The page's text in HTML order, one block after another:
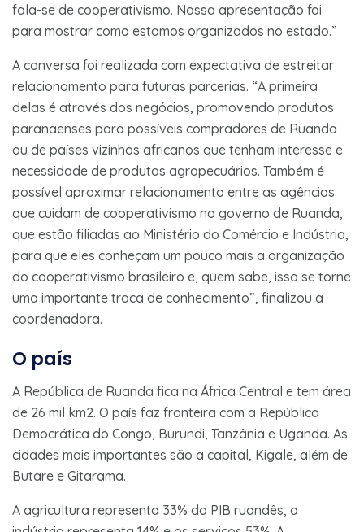
fala-se de cooperativismo. Nossa apresentação foi
para mostrar como estamos organizados no estado.”
A conversa foi realizada com expectativa de estreitar
relacionamento para futuras parcerias. “A primeira
delas é através dos negócios, promovendo produtos
paranaenses para possíveis compradores de Ruanda
ou de países vizinhos africanos que tenham interesse e
necessidade de produtos agropecuários. Também é
possível aproximar relacionamento entre as agências
que cuidam de cooperativismo no governo de Ruanda,
que estão filiadas ao Ministério do Comércio e Indústria,
para que eles conheçam um pouco mais a organização
do cooperativismo brasileiro e, quem sabe, isso se torne
uma importante troca de conhecimento”, finalizou a
coordenadora.
O país
A República de Ruanda fica na África Central e tem área
de 26 mil km2. O país faz fronteira com a República
Democrática do Congo, Burundi, Tanzânia e Uganda. As
cidades mais importantes são a capital, Kigale, além de
Butare e Gitarama.
A agricultura representa 33% do PIB ruandês, a